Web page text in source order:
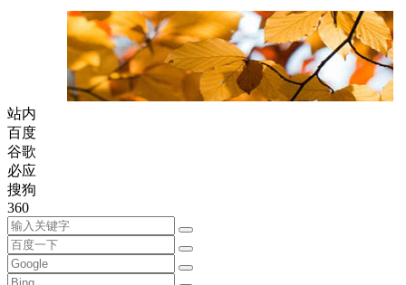
站内
百度
谷歌
必应
搜狗
360